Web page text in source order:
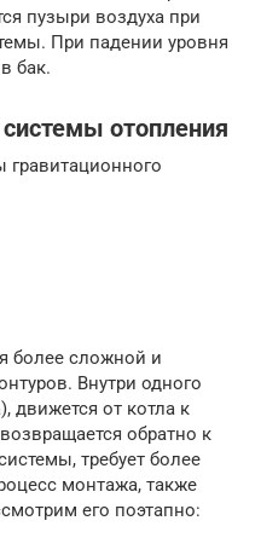
пузыри воздуха при
При падении уровня
бак.
отопления
гравитационного
более сложной и
Внутри одного
движется от котла к
обратно к
требует более
монтажа, также
его поэтапно: